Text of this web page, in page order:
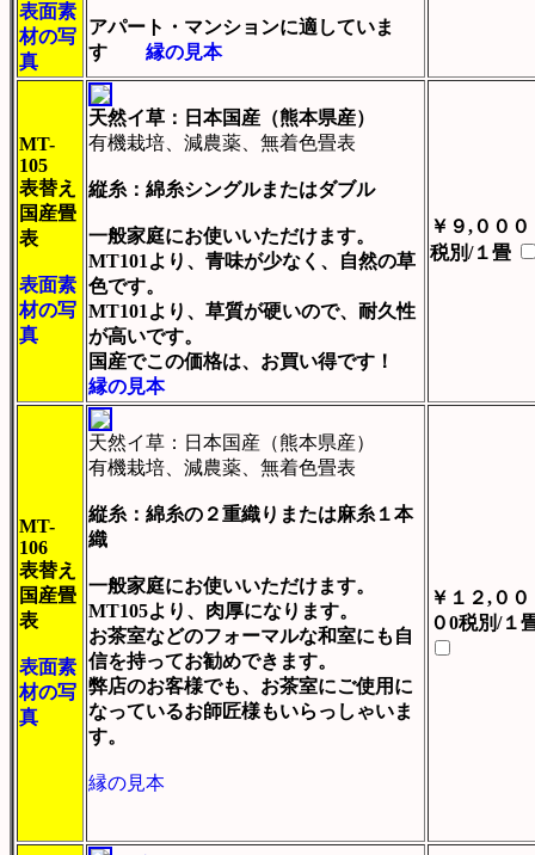
表面素
材の写
真
アパート・マンションに適していま
す
縁の見本
MT-
105
表替え
国産畳
表
表面素
材の写
真
天然イ草：日本国産（熊本県産）
有機栽培、減農薬、無着色畳表
縦糸：綿糸シングルまたはダブル
一般家庭にお使いいただけます。
MT101より、青味が少なく、自然の草
色です。
MT101より、草質が硬いので、耐久性
が高いです。
国産でこの価格は、お買い得です！
縁の見本
￥９,０００
税別/１畳
MT-
106
表替え
国産畳
表
表面素
材の写
真
天然イ草：日本国産（熊本県産）
有機栽培、減農薬、無着色畳表
縦糸：綿糸の２重織りまたは麻糸１本
織
一般家庭にお使いいただけます。
MT105より、肉厚になります。
お茶室などのフォーマルな和室にも自
信を持ってお勧めできます。
弊店のお客様でも、お茶室にご使用に
なっているお師匠様もいらっしゃいま
す。
縁の見本
￥１２,００
０0税別/１